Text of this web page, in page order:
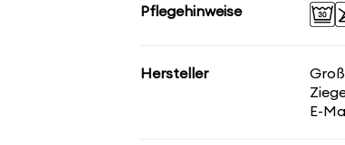
Pflegehinweise
Hersteller
E-